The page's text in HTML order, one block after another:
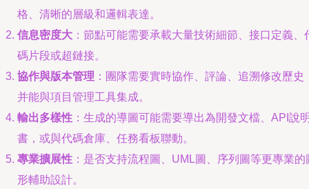
格、清晰的層級和邏輯表達。
信息密度大 ：節點可能需要承載大量技術細節、接口定義、
碼片段或超鏈接。
協作與版本管理 ：團隊需要實時協作、評論、追溯修改歷史
并能與項目管理工具集成。
輸出多樣性 ：生成的導圖可能需要導出為開發文檔、API說
書，或與代碼倉庫、任務看板聯動。
專業擴展性 ：是否支持流程圖、UML圖、序列圖等更專業的
形輔助設計。